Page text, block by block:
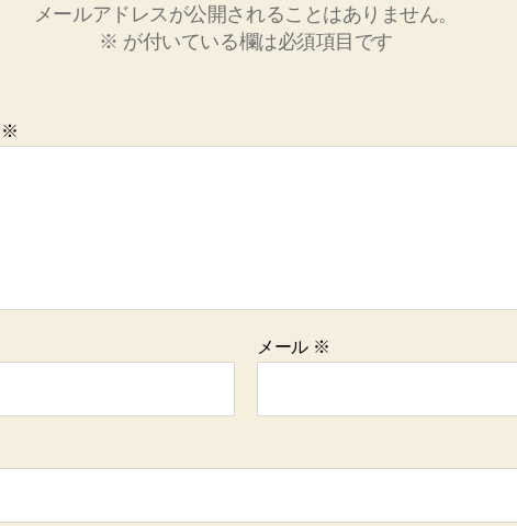
メールアドレスが公開されることはありません。
※ が付いている欄は必須項目です
※
メール ※